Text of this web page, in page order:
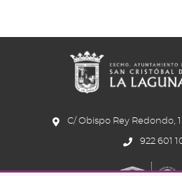
C/ Obispo Rey Redondo,
922 601